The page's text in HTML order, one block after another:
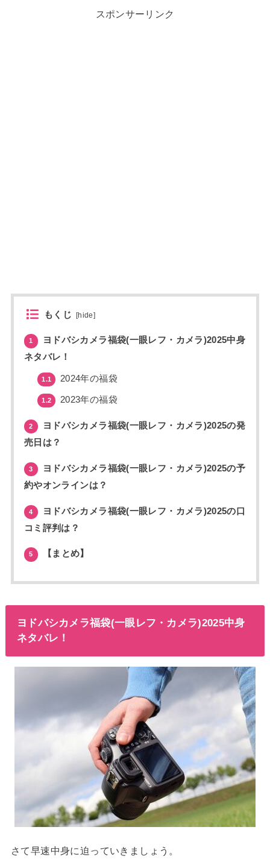
スポンサーリンク
もくじ [hide]
1
ヨドバシカメラ福袋(一眼レフ・カメラ)2025中身
ネタバレ！
1.1 2024年の福袋
1.2 2023年の福袋
2
ヨドバシカメラ福袋(一眼レフ・カメラ)2025の発
売日は？
3
ヨドバシカメラ福袋(一眼レフ・カメラ)2025の予
約やオンラインは？
4
ヨドバシカメラ福袋(一眼レフ・カメラ)2025の口
コミ評判は？
5 【まとめ】
ヨドバシカメラ福袋(一眼レフ・カメラ)2025中身
ネタバレ！
さて早速中身に迫っていきましょう。